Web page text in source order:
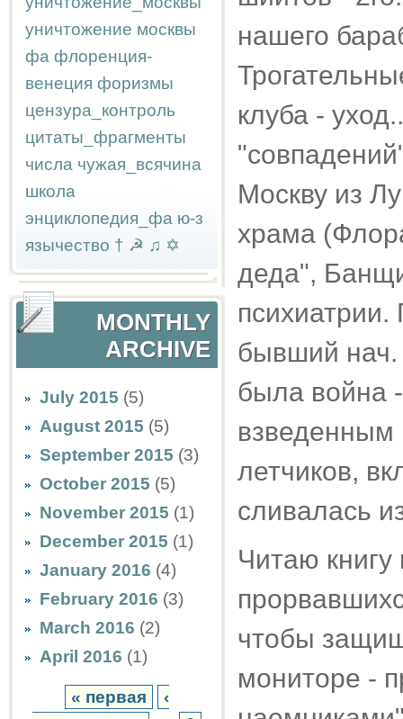
уничтожение москвы
фа флоренция-
венеция форизмы
цензура_контроль
цитаты_фрагменты
числа чужая_всячина
школа
энциклопедия_фа ю-з
язычество † ☭ ♫ ✡
MONTHLY
ARCHIVE
July 2015 (5)
August 2015 (5)
September 2015 (3)
October 2015 (5)
November 2015 (1)
December 2015 (1)
January 2016 (4)
February 2016 (3)
March 2016 (2)
April 2016 (1)
« первая
‹
нашего
клуба -
Москву из
храма
деда",
психиатрии.
бывший нач.
была война
взведенным
летчиков,
сливалась
Читаю
чтобы
мониторе -